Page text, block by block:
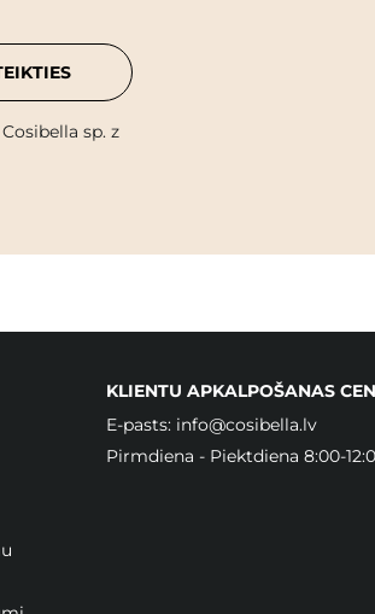
sp. z
KLIENTU APKALPOŠANAS
E-pasts: info@cosibella.lv
Pirmdiena - Piektdiena 8:00-